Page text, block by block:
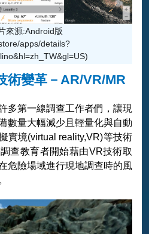
來源:Android版
apps/details?
術變革－AR/VR/MR
多第一線調查工作者們，讓現
數量大幅減少且輕量化與自動
實境(virtual reality,VR)等技術
查教育者開始藉由VR技術取
危險場域進行現地調查時的風